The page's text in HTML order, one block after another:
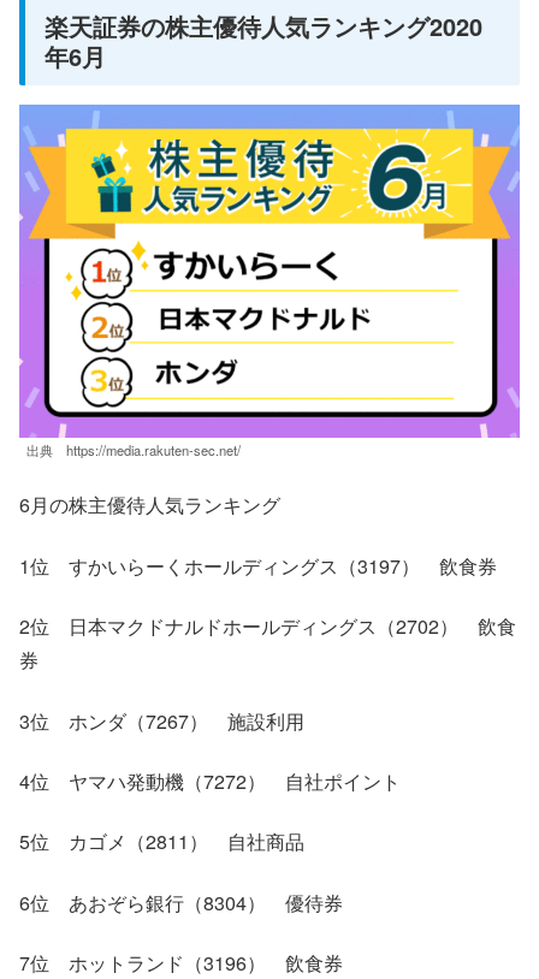
楽天証券の株主優待人気ランキング2020
年6月
出典 https://media.rakuten-sec.net/
6月の株主優待人気ランキング
1位 すかいらーくホールディングス（3197） 飲食券
2位 日本マクドナルドホールディングス（2702） 飲食
券
3位 ホンダ（7267） 施設利用
4位 ヤマハ発動機（7272） 自社ポイント
5位 カゴメ（2811） 自社商品
6位 あおぞら銀行（8304） 優待券
7位 ホットランド（3196） 飲食券